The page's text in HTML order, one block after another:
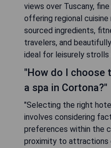
views over Tuscany,
offering regional
sourced ingredients,
travelers, and
ideal for leisurely
"How do I choose
a spa in Cortona?"
"Selecting the right
involves considering
preferences within the
proximity to attractions